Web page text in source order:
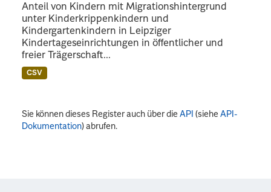
Anteil von Kindern mit Migrationshintergrund
unter Kinderkrippenkindern und
Kindergartenkindern in Leipziger
Kindertageseinrichtungen in öffentlicher und
freier Trägerschaft...
CSV
Sie können dieses Register auch über dieAPI (sieheAPI-
Dokumentation) abrufen.